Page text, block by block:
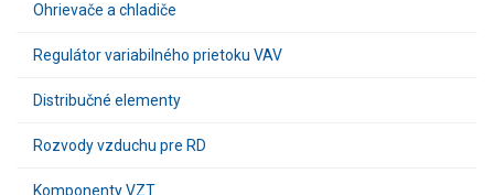
Ohrievače a chladiče
Regulátor variabilného prietoku VAV
Distribučné elementy
Rozvody vzduchu pre RD
Komponenty VZT